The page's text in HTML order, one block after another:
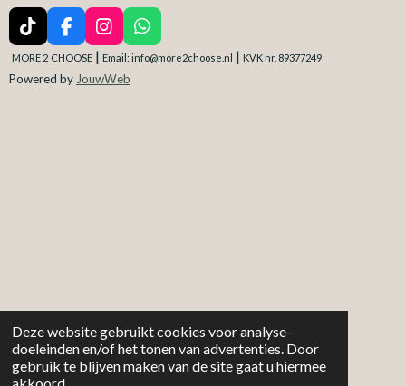
Deze website gebruikt cookies voor analyse-
doeleinden en/of het tonen van advertenties. Door
gebruik te blijven maken van de site gaat u hiermee
T
i
T
F
a
e
I
n
t
W
h
MORE 2 CHOOSE | Email: info@more2choose.nl | KVK nr. 89377249
Powered by JouwWeb